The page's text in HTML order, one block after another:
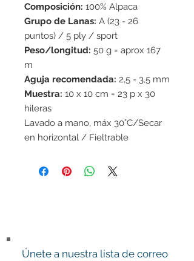
Composición: 100% Alpaca
Grupo de Lanas: A (23 - 26
puntos) / 5 ply / sport
Peso/longitud: 50 g = aprox 167
m
Aguja recomendada: 2,5 - 3,5 mm
Muestra: 10 x 10 cm = 23 p x 30
hileras
Lavado a mano, máx 30°C/Secar
en horizontal / Fieltrable
Únete a nuestra lista de correo